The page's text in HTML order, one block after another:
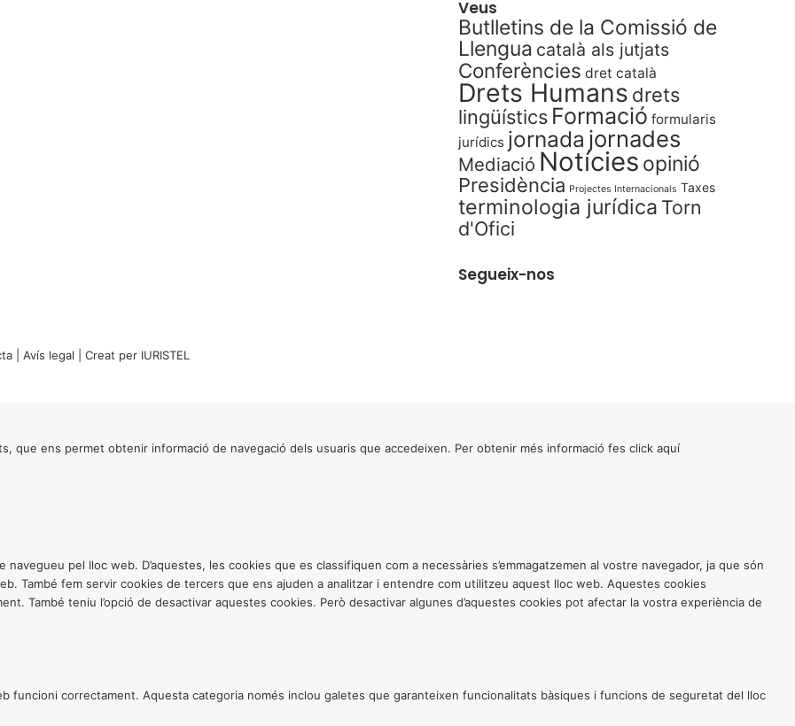
Veus
Butlletins de la Comissió de
Llengua català als jutjats
Conferències dret català
Drets Humans drets
lingüístics Formació formularis
jurídics jornada jornades
Mediació Notícies opinió
Presidència Projectes Internacionals Taxes
terminologia jurídica Torn
d'Ofici
Segueix-nos
Avís legal | Creat per IURISTEL
que ens permet obtenir informació de navegació dels usuaris que accedeixen. Per obtenir més informació fes click aquí
pel lloc web. D’aquestes, les cookies que es classifiquen com a necessàries s’emmagatzemen al vostre navegador, ja que són
També fem servir cookies de tercers que ens ajuden a analitzar i entendre com utilitzeu aquest lloc web. Aquestes cookies
També teniu l’opció de desactivar aquestes cookies. Però desactivar algunes d’aquestes cookies pot afectar la vostra experiència de
funcioni correctament. Aquesta categoria només inclou galetes que garanteixen funcionalitats bàsiques i funcions de seguretat del lloc